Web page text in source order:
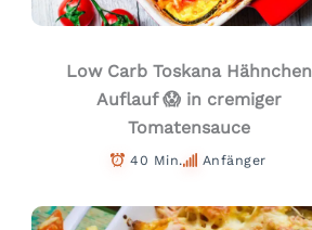
Low Carb Toskana Hähnchen
Auflauf 😱 in cremiger
Tomatensauce
40 Min. Anfänger